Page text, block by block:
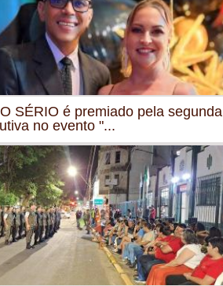
SÉRIO é premiado pela segunda
no evento "...